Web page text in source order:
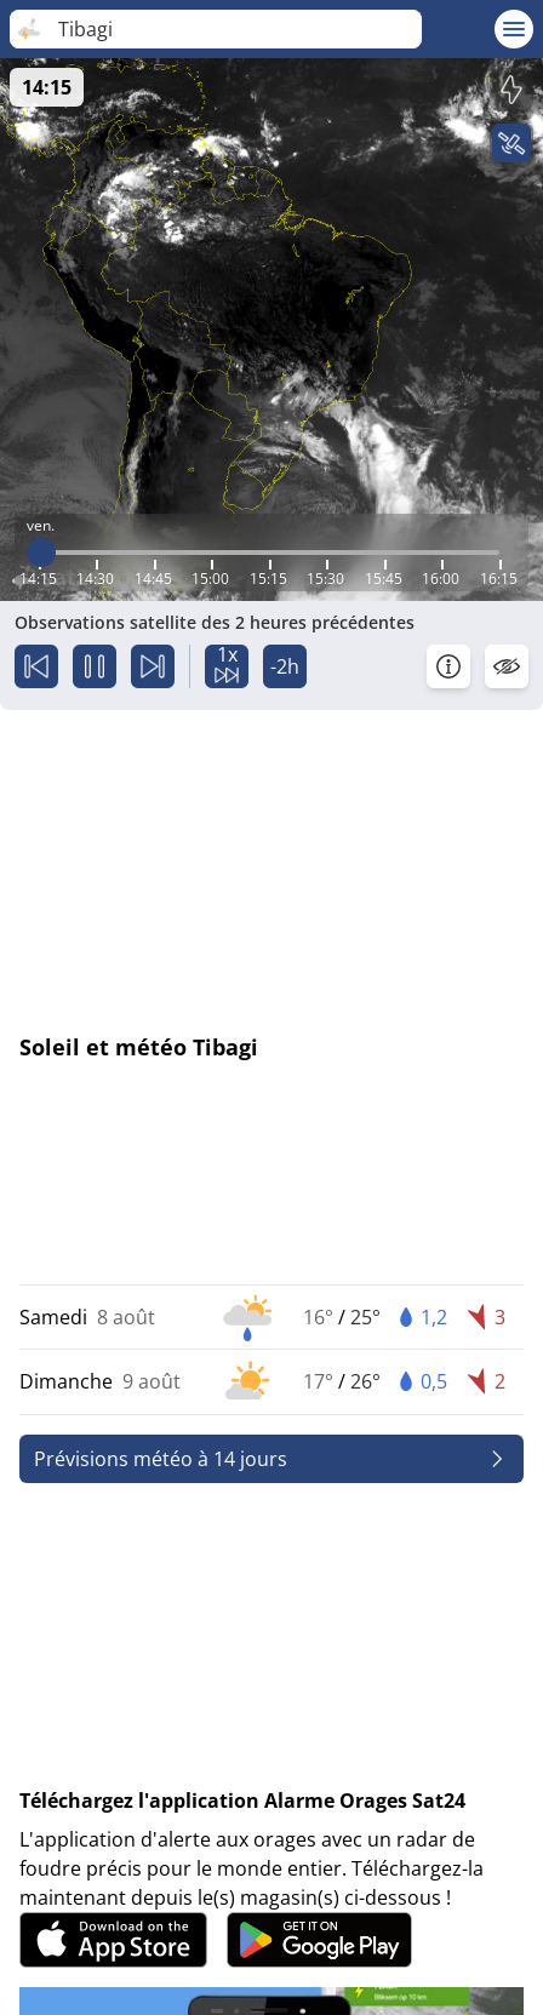
Tibagi
ven.
14:15 14:30 14:45 15:00 15:15 15:30 15:45 16:00 16:15
14:15
Observations satellite des 2 heures précédentes
1x -2h
Soleil et météo Tibagi
Samedi 8 août 16° /25° 1,2 3
Dimanche 9 août 17° /26° 0,5 2
Prévisions météo à 14 jours
Téléchargez l'application Alarme Orages Sat24
L'application d'alerte aux orages avec un radar de
foudre précis pour le monde entier. Téléchargez-la
maintenant depuis le(s) magasin(s) ci-dessous !